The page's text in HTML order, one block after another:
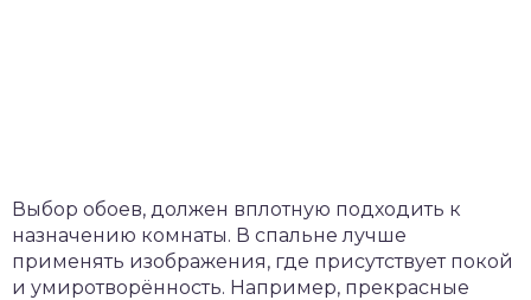
Выбор обоев, должен вплотную подходить к
назначению комнаты. В спальне лучше
применять изображения, где присутствует покой
и умиротворённость. Например, прекрасные